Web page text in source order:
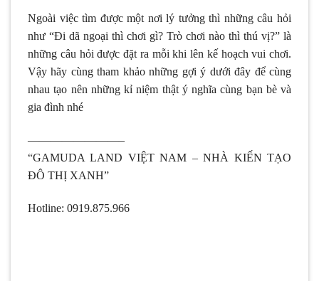
Ngoài việc tìm được một nơi lý tưởng thì những câu hỏi
như “Đi dã ngoại thì chơi gì? Trò chơi nào thì thú vị?” là
những câu hỏi được đặt ra mỗi khi lên kế hoạch vui chơi.
Vậy hãy cùng tham khảo những gợi ý dưới đây để cùng
nhau tạo nên những kỉ niệm thật ý nghĩa cùng bạn bè và
gia đình nhé
————————–
“GAMUDA LAND VIỆT NAM – NHÀ KIẾN TẠO
ĐÔ THỊ XANH”
Hotline: 0919.875.966